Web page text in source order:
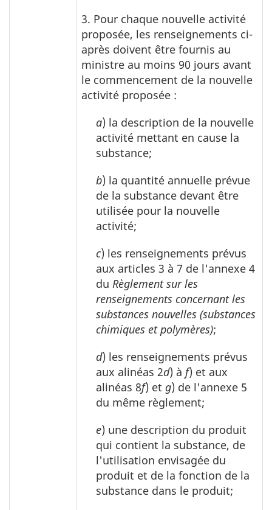
3. Pour chaque nouvelle activité
proposée, les renseignements ci-
après doivent être fournis au
ministre au moins 90 jours avant
le commencement de la nouvelle
activité proposée :
a) la description de la nouvelle
activité mettant en cause la
substance;
b) la quantité annuelle prévue
de la substance devant être
utilisée pour la nouvelle
activité;
c) les renseignements prévus
aux articles 3 à 7 de l'annexe 4
du Règlement sur les
renseignements concernant les
substances nouvelles (substances
chimiques et polymères);
d) les renseignements prévus
aux alinéas 2d) à f) et aux
alinéas 8f) et g) de l'annexe 5
du même règlement;
e) une description du produit
qui contient la substance, de
l'utilisation envisagée du
produit et de la fonction de la
substance dans le produit;